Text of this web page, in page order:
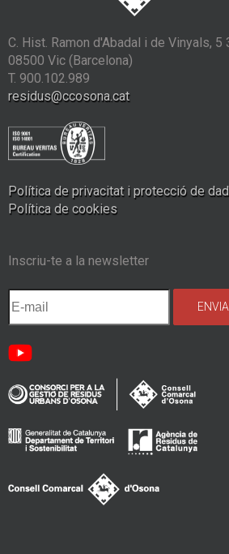
C. Hist. Ramon d'Abadal i de Vinyals, 5
08500 Vic (Barcelona)
T. 900.102.989
residus@ccosona.cat
Política de privacitat i protecció de
Política de cookies
Inscriu-te a la newsletter